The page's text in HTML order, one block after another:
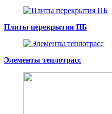
Плиты перекрытия ПБ
Элементы теплотрасс